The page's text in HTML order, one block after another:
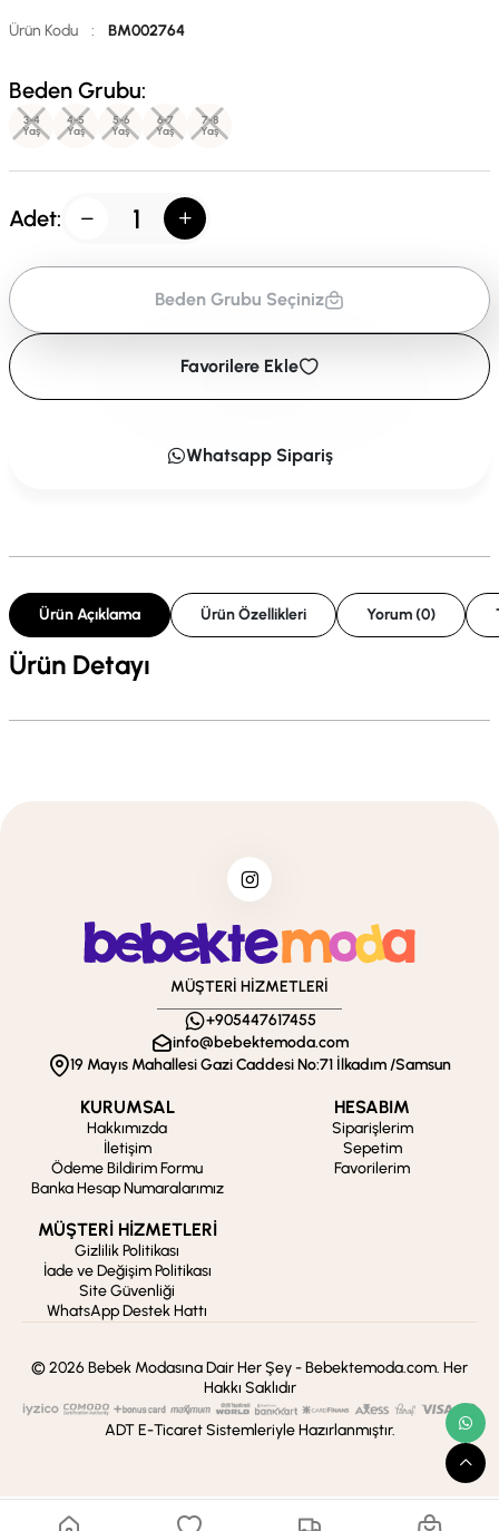
Ürün Kodu : BM002764
Beden Grubu:
3-4
Yaş
4-5
Yaş
5-6
Yaş
6-7
Yaş
7-8
Yaş
Adet:
Beden Grubu Seçiniz
Favorilere Ekle
Whatsapp Sipariş
Ürün Açıklama Ürün Özellikleri Yorum (0)
Ürün Detayı
MÜŞTERİ HİZMETLERİ
+905447617455
info@bebektemoda.com
19 Mayıs Mahallesi Gazi Caddesi No:71 İlkadım /Samsun
KURUMSAL
Hakkımızda
İletişim
Ödeme Bildirim Formu
Banka Hesap Numaralarımız
HESABIM
Siparişlerim
Sepetim
Favorilerim
MÜŞTERİ HİZMETLERİ
Gizlilik Politikası
İade ve Değişim Politikası
Site Güvenliği
WhatsApp Destek Hattı
© 2026 Bebek Modasına Dair Her Şey - Bebektemoda.com. Her
Hakkı Saklıdır
ADT E-Ticaret Sistemleriyle Hazırlanmıştır.